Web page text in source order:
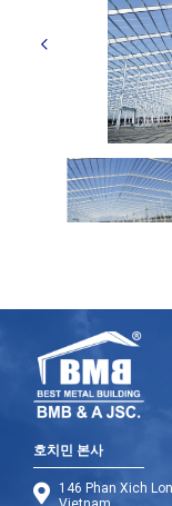
호치민 본사
146 Phan Xich